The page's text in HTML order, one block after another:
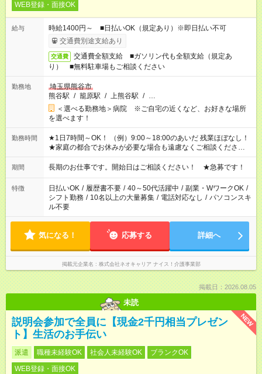
WEB登録・面接OK
給与
時給1400円～ ■日払いOK（規定あり）※即日払い不可
交通費別途支給あり
交通費
交通費全額支給 ■ガソリン代も全額支給（規定あ
り） ■無料駐車場もご相談ください
勤務地
埼玉県熊谷市
熊谷駅 / 籠原駅 / 上熊谷駅 / …
＜選べる勤務地＞病院 ※ご自宅の近くなど、お好きな場所
を選べます！
勤務時間
★1日7時間～OK！ （例）9:00～18:00のあいだ 残業ほぼなし！
★家庭の都合でお休みが必要な場合も遠慮なくご相談ください。
※シフトはご希望に合わせて調整可能です。 その他、 ＊週4日・
1日7時間 ＊日勤のみ ＊土日休み ＊午前だけ・午後だけ ＊平日
仕事をご紹介できます！ 登録の際に、あなたのご希望をお聞か
せください。
期間 長期のお仕事です。開始日はご相談ください！ ★急募です！
特徴 日払いOK / 履歴書不要 / 40～50代活躍中 / 副業・WワークOK /
シフト勤務 / 10名以上の大量募集 / 電話対応なし / パソコンスキ
ル不要
気になる！ 応募する 詳細へ
掲載元企業名 株式会社ネオキャリア ナイス！介護事業部
掲載日：2026.08.05
未読
NEW
説明会参加で全員に【現金2千円相当プレゼン
ト】生活のお手伝い
派遣 職種未経験OK 社会人未経験OK
ブランクOK
WEB登録・面接OK